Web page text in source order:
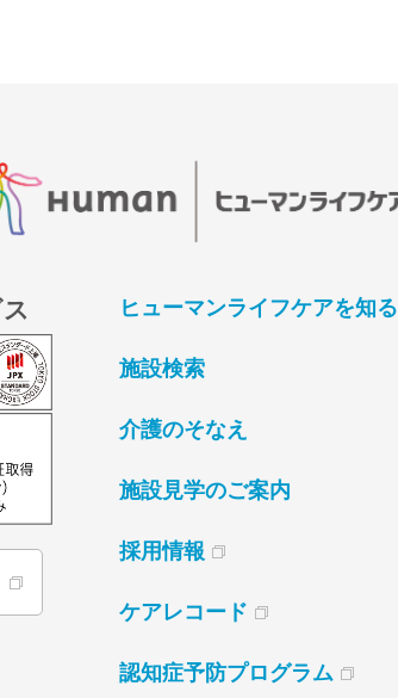
ヒューマンライフケアを知る
施設検索
介護のそなえ
施設見学のご案内
採用情報
ケアレコード
認知症予防プログラム